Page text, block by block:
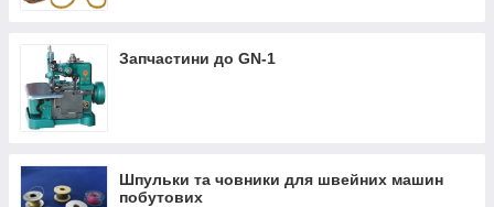
Запчастини до GN-1
Шпульки та човники для швейних машин
побутових